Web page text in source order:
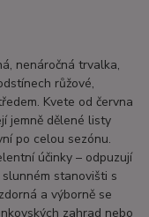
nenáročná trvalka,
růžové,
Kvete od června
jemně dělené listy
po celou sezónu.
účinky – odpuzují
stanovišti s
a výborně se
zahrad nebo